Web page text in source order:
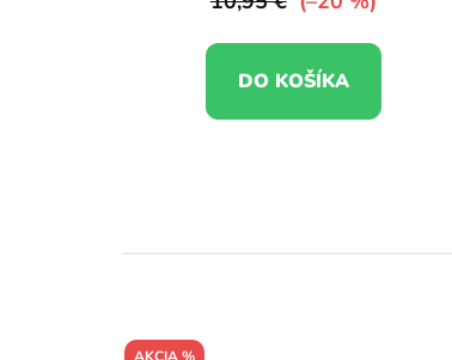
DO KOŠÍKA
AKCIA %